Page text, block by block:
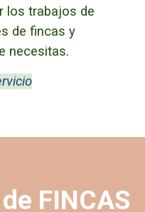
los trabajos de
de fincas y
necesitas.
FINCAS